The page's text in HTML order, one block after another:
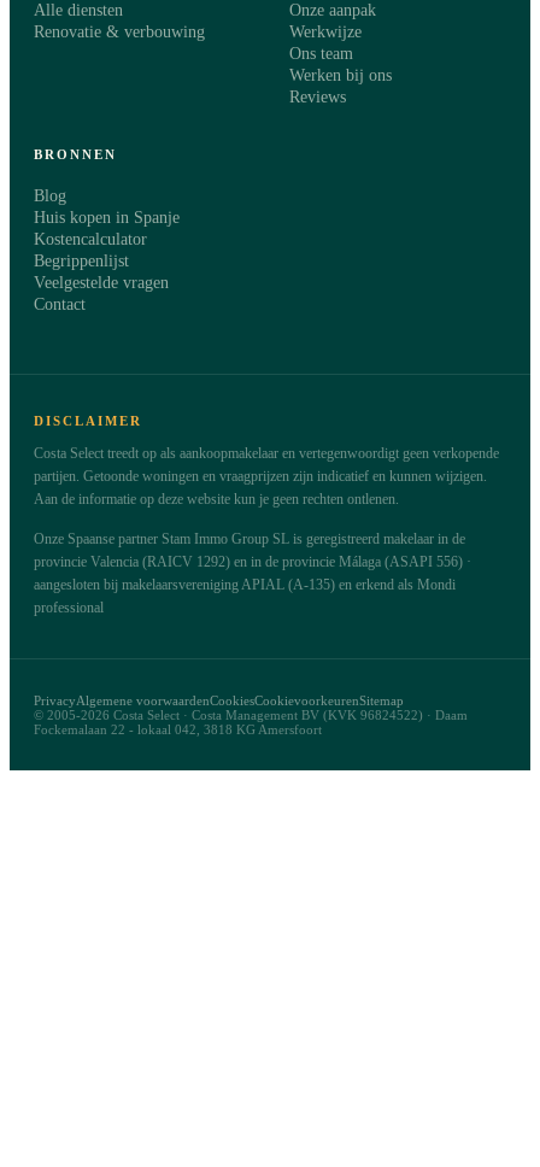
Alle diensten
Renovatie & verbouwing
Onze aanpak
Werkwijze
Ons team
Werken bij ons
Reviews
BRONNEN
Blog
Huis kopen in Spanje
Kostencalculator
Begrippenlijst
Veelgestelde vragen
Contact
DISCLAIMER
Costa Select treedt op als aankoopmakelaar en vertegenwoordigt geen verkopende
partijen. Getoonde woningen en vraagprijzen zijn indicatief en kunnen wijzigen.
Aan de informatie op deze website kun je geen rechten ontlenen.
Onze Spaanse partner Stam Immo Group SL is geregistreerd makelaar in de
provincie Valencia (RAICV 1292) en in de provincie Málaga (ASAPI 556) ·
aangesloten bij makelaarsvereniging APIAL (A-135) en erkend als Mondi
professional
© 2005-2026 Costa Select · Costa Management BV (KVK 96824522) · Daam
Fockemalaan 22 - lokaal 042, 3818 KG Amersfoort
PrivacyAlgemene voorwaardenCookiesCookievoorkeurenSitemap